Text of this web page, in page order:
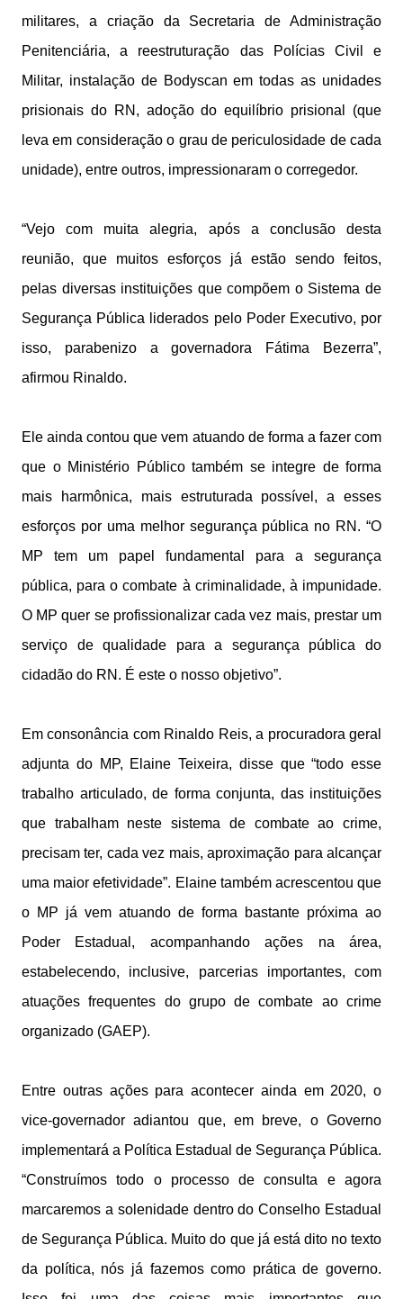
militares, a criação da Secretaria de Administração
Penitenciária, a reestruturação das Polícias Civil e
Militar, instalação de Bodyscan em todas as unidades
prisionais do RN, adoção do equilíbrio prisional (que
leva em consideração o grau de periculosidade de cada
unidade), entre outros, impressionaram o corregedor.
“Vejo com muita alegria, após a conclusão desta
reunião, que muitos esforços já estão sendo feitos,
pelas diversas instituições que compõem o Sistema de
Segurança Pública liderados pelo Poder Executivo, por
isso, parabenizo a governadora Fátima Bezerra”,
afirmou Rinaldo.
Ele ainda contou que vem atuando de forma a fazer com
que o Ministério Público também se integre de forma
mais harmônica, mais estruturada possível, a esses
esforços por uma melhor segurança pública no RN. “O
MP tem um papel fundamental para a segurança
pública, para o combate à criminalidade, à impunidade.
O MP quer se profissionalizar cada vez mais, prestar um
serviço de qualidade para a segurança pública do
cidadão do RN. É este o nosso objetivo”.
Em consonância com Rinaldo Reis, a procuradora geral
adjunta do MP, Elaine Teixeira, disse que “todo esse
trabalho articulado, de forma conjunta, das instituições
que trabalham neste sistema de combate ao crime,
precisam ter, cada vez mais, aproximação para alcançar
uma maior efetividade”. Elaine também acrescentou que
o MP já vem atuando de forma bastante próxima ao
Poder Estadual, acompanhando ações na área,
estabelecendo, inclusive, parcerias importantes, com
atuações frequentes do grupo de combate ao crime
organizado (GAEP).
Entre outras ações para acontecer ainda em 2020, o
vice-governador adiantou que, em breve, o Governo
implementará a Política Estadual de Segurança Pública.
“Construímos todo o processo de consulta e agora
marcaremos a solenidade dentro do Conselho Estadual
de Segurança Pública. Muito do que já está dito no texto
da política, nós já fazemos como prática de governo.